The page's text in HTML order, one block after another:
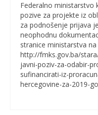
Federalno ministarstvo
pozive za projekte iz
za podnošenje prijava
neophodnu
stranice ministarstva
http://fmks.gov.ba/
javni-poziv-za-odabir-
sufinancirati-iz-
hercegovine-za-2019-